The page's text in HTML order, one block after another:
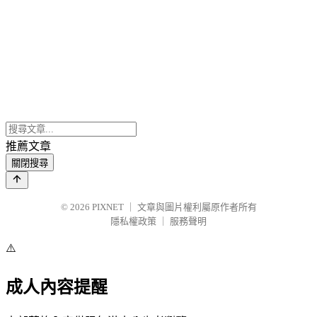
推薦文章
關閉搜尋
© 2026 PIXNET
文章與圖片權利屬原作者所有
隱私權政策
服務聲明
⚠️
成人內容提醒